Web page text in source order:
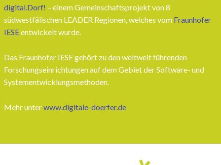
digital.Dorf! – einem Gemeinschaftsprojekt von 8
südwestfälischen LEADER Regionen, welches vom Fraunhofer
IESEentwickelt wurde.
Das Fraunhofer IESE gehört zu den weltweit führenden
Forschungseinrichtungen auf dem Gebiet der Software- und
Systementwicklungsmethoden.
Mehr unterwww.digitale-doerfer.de